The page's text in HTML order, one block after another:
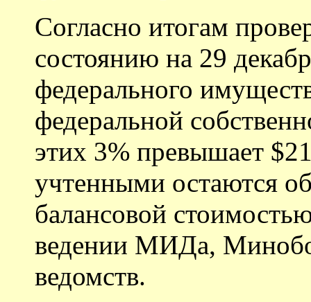
Согласно итогам
состоянию на 29
федерального
федеральной
этих 3% превышает
учтенными остаются
балансовой
ведении МИДа,
ведомств.